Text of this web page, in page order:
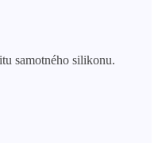
samotného silikonu.